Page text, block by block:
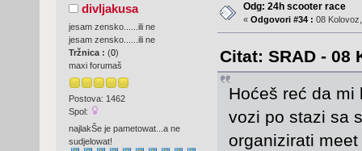
divljakusa
jesam zensko......ili ne
jesam zensko......ili ne
Tržnica : (0)
maxi forumaš
Postova: 1462
Spol:
najlakŠe je pametowat...a ne
sudjelowat!
Odg: 24h scooter race
« Odgovori #34 : 08
Citat: SRAD - 08
Hoćeš reć da mi
vozi po stazi sa
organizirati